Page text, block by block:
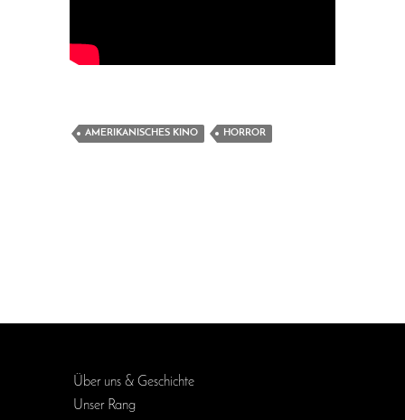
AMERIKANISCHES KINO HORROR
Über uns & Geschichte
Unser Rang